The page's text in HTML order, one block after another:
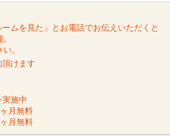
ームを見た」とお電話でお伝えいただくと
。
けます
実施中
月無料
月無料